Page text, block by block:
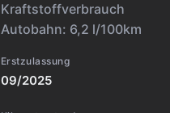
Kraftstoffverbrauch
Autobahn: 6,2 l/100km
Erstzulassung
09/2025